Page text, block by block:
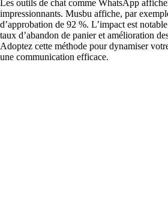
Les outils de chat comme WhatsApp
impressionnants. Musbu affiche, par
d’approbation de 92 %. L’impact est
taux d’abandon de panier et amélioration
Adoptez cette méthode pour dynamiser
une communication efficace.